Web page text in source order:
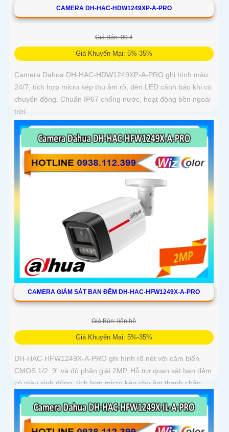
CAMERA DH-HAC-HDW1249XP-A-PRO
Giá Bán: 00 ₫
Giá Khuyến Mại: 5%-35%
Camera Dahua DH-HAC-HDW1249XP-A-PRO ghi hình màu
24/7, tích hợp micro kép thu âm rõ, đèn LED cảnh báo khi có
chuyển động. Chuẩn IP67 chống nước, hoạt động bền ngoài
trời
CAMERA GIÁM SÁT BAN ĐÊM DH-HAC-HFW1249X-A-PRO
Giá Bán: liên hệ
Giá Khuyến Mại: 5%-35%
DH-HAC-HFW1249X-A-PRO ghi hình rõ nét với cảm biến
CMOS 1/2. 9” và độ phân giải 2MP. Hỗ trợ quan sát ban đêm
có màu sinh động, tích hợp micro kép cho âm thanh chân
thực